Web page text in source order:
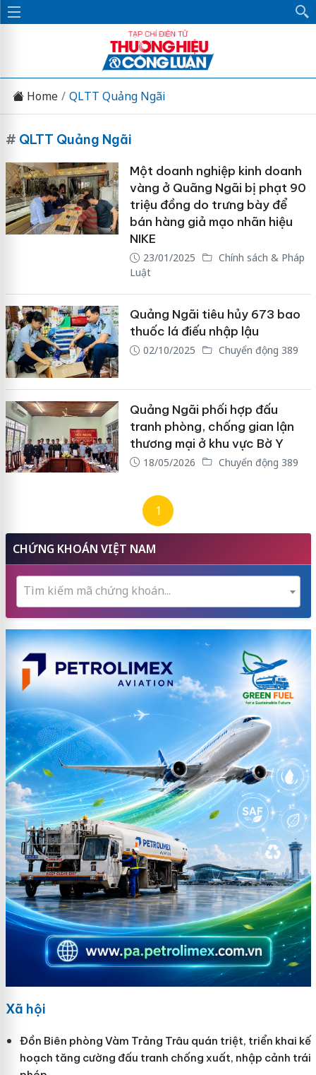
Home QLTT Quảng Ngãi
# QLTT Quảng Ngãi
Một doanh nghiệp kinh doanh
vàng ở Quãng Ngãi bị phạt 90
triệu đồng do trưng bày để
bán hàng giả mạo nhãn hiệu
NIKE
23/01/2025
Chính sách & Pháp
Luật
Quảng Ngãi tiêu hủy 673 bao
thuốc lá điếu nhập lậu
02/10/2025 Chuyển động 389
Quảng Ngãi phối hợp đấu
tranh phòng, chống gian lận
thương mại ở khu vực Bờ Y
18/05/2026 Chuyển động 389
1
CHỨNG KHOÁN VIỆT NAM
Tìm kiếm mã chứng khoán...
Xã hội
Đồn Biên phòng Vàm Trảng Trâu quán triệt, triển khai kế
hoạch tăng cường đấu tranh chống xuất, nhập cảnh trái